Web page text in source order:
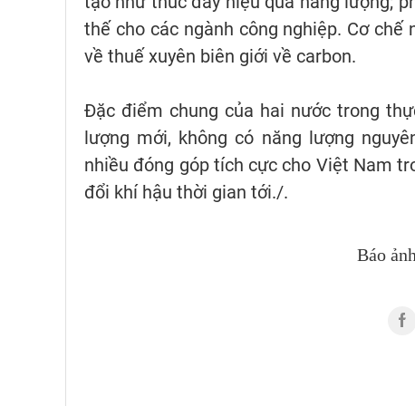
thế cho các ngành công nghiệp. Cơ
về thuế xuyên biên giới về carbon.
Đặc điểm chung của hai nước trong
lượng mới, không có năng lượng
nhiều đóng góp tích cực cho Việt Nam
đổi khí hậu thời gian tới./.
Báo